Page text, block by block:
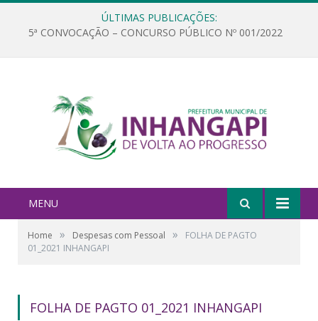
ÚLTIMAS PUBLICAÇÕES:
5ª CONVOCAÇÃO – CONCURSO PÚBLICO Nº 001/2022
MENU
Home » Despesas com Pessoal »
FOLHA DE PAGTO
01_2021 INHANGAPI
FOLHA DE PAGTO 01_2021 INHANGAPI